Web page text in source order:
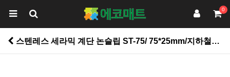
0
스텐레스 세라믹 계단 논슬립 ST-75/ 75*25mm/지하철계단 육교 학교 통행량이 많은곳 > 논슬립